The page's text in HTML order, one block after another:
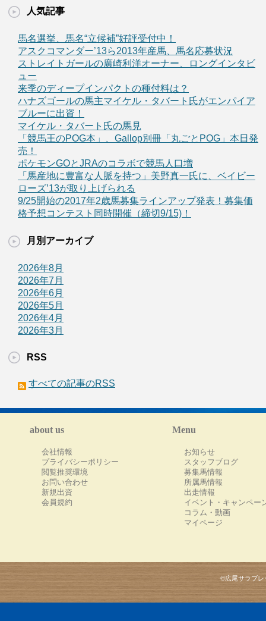
人気記事
馬名選挙、馬名“立候補”好評受付中！
アスクコマンダー’13ら2013年産馬、馬名応募状況
ストレイトガールの廣崎利洋オーナー、ロングインタビ
ュー
来季のディープインパクトの種付料は？
ハナズゴールの馬主マイケル・タバート氏がエンパイア
ブルーに出資！
マイケル・タバート氏の馬見
「競馬王のPOG本」、Gallop別冊「丸ごとPOG」本日発
売！
ポケモンGOとJRAのコラボで競馬人口増
「馬産地に豊富な人脈を持つ」美野真一氏に、ベイビー
ローズ’13が取り上げられる
9/25開始の2017年2歳馬募集ラインアップ発表！募集価
格予想コンテスト同時開催（締切9/15)！
月別アーカイブ
2026年8月
2026年7月
2026年6月
2026年5月
2026年4月
2026年3月
RSS
すべての記事のRSS